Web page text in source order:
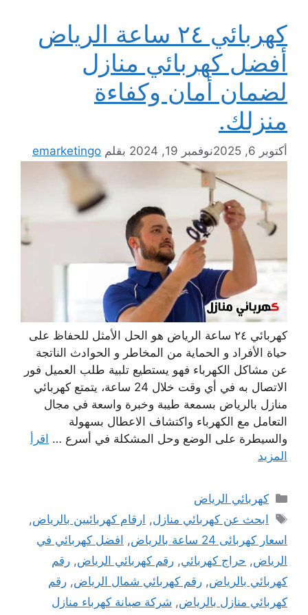
كهربائي ٢٤ ساعة الرياض
أفضل كهربائي منازل
لضمان أمان وكفاءة
منزلك.
أكتوبر 6, 2025 نوفمبر 19, 2024 بقلم emarketingo
كهربائي ٢٤ ساعة الرياض هو الحل الأمثل للحفاظ على
حياة الأفراد و الحماية من المخاطر و الحوادث الناتجة
عن مشاكل الكهرباء فهو يستطيع تلبية طلب العميل فور
الاتصال به في أي وقت خلال 24 ساعة، يتمتع كهربائي
منازل بالرياض بسمعة طيبة وخبرة واسعة في مجال
التعامل مع الكهرباء واكتشاف الاعطال بسهولة
والسيطرة على الوضع وحل المشكلة في أسرع … اقرأ
المزيد
التصنيفات
كهربائي الرياض
الوسوم
ابحث عن كهربائي منازل, ارقام كهربائيين ‫بالرياض‬
,
اسعار كهربائى 24 ساعة بالرياض
, افضل كهربائي في
الرياض, حراج كهربائي, رقم كهربائي الرياض, رقم
كهربائي بالرياض, رقم كهربائي شمال الرياض, رقم
كهربائي منازل بالرياض, شركة صيانة كهرباء منازل